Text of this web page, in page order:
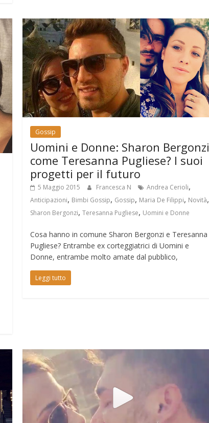
Gossip
Uomini e Donne: Sharon Bergonzi
come Teresanna Pugliese? I suoi
progetti per il futuro
5 Maggio 2015 Francesca N Andrea Cerioli,
Anticipazioni, Bimbi Gossip, Gossip, Maria De Filippi, Novità,
Sharon Bergonzi,Teresanna Pugliese, Uomini e Donne
Cosa hanno in comune Sharon Bergonzi e Teresanna
Pugliese? Entrambe ex corteggiatrici di Uomini e
Donne, entrambe molto amate dal pubblico,
Leggi tutto